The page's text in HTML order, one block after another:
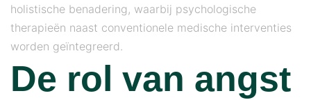
holistische benadering, waarbij psychologische
therapieën naast conventionele medische interventies
worden geïntegreerd.
De rol van angst